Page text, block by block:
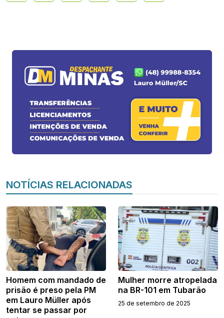
NOTÍCIAS RELACIONADAS
Homem com mandado de
prisão é preso pela PM
em Lauro Müller após
tentar se passar por
Mulher morre atropelada
na BR-101 em Tubarão
25 de setembro de 2025